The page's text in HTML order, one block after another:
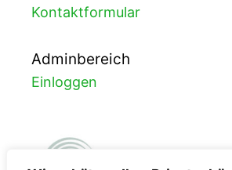
Kontaktformular
Adminbereich
Einloggen